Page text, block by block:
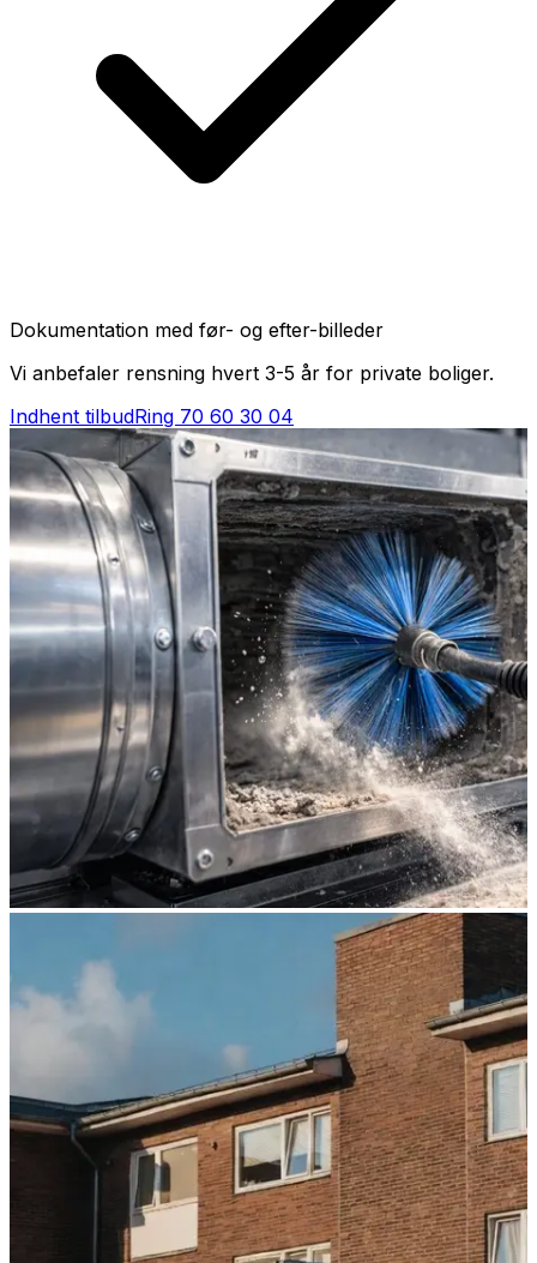
Dokumentation med før- og efter-billeder
Vi anbefaler rensning hvert 3-5 år for private boliger.
Indhent tilbudRing 70 60 30 04